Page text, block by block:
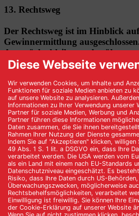
13. Rechtsweg
Der Rechtsweg ist im Hinblick
Gewinnermittlung
Ansprüche bleiben unberührt.
14. Datenschutz
Der Veranstalter erhebt und verarbeitet die
Teilnahme angegebenen
Adresse) zum Zwecke der Durchführung
Rechtsgrundlage ist Art. 6 Abs. 1 lit. b
Die Daten werden nach Abschluss des
etwaiger gesetzlicher
jedoch 6 Monate nach Abschluss der
Im Gewinnfall werden die Kontaktdaten
Zweck der Gewinnabwicklung an Prisma
(Hauptgewinn) weitergegeben.
Abs. 1 lit. b DSGVO.
Weitere Einzelheiten entnehmen Sie bitte
unterDatenschutz. Den Teilnehmenden